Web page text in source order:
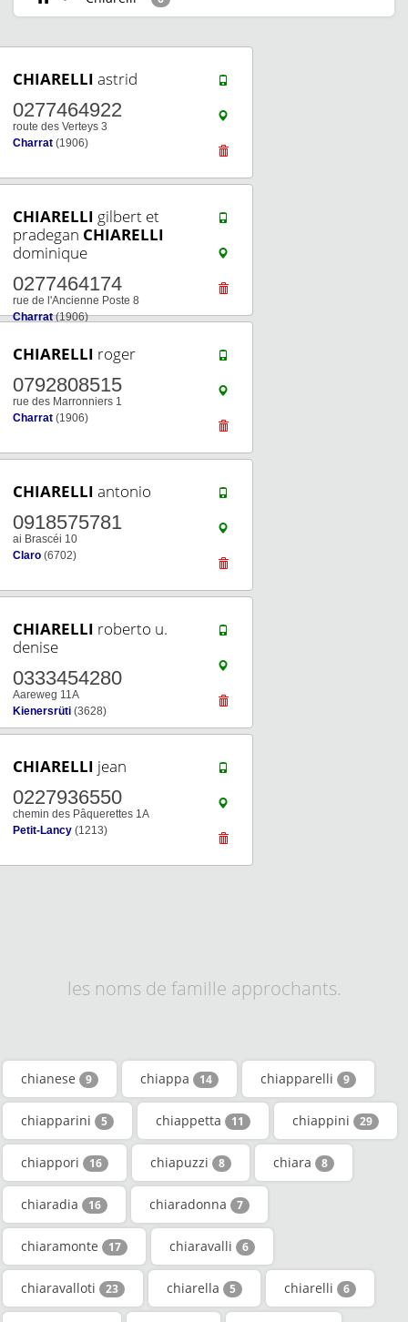
CHIARELLI astrid
0277464922
route des Verteys 3
Charrat (1906)
CHIARELLI gilbert et
pradegan CHIARELLI
dominique
0277464174
rue de l'Ancienne Poste 8
Charrat(1906)
CHIARELLI roger
0792808515
rue des Marronniers 1
Charrat (1906)
CHIARELLI antonio
0918575781
ai Brascéi 10
Claro (6702)
CHIARELLI roberto u.
denise
0333454280
Aareweg 11A
Kienersrüti (3628)
CHIARELLI jean
0227936550
chemin des Pâquerettes 1A
Petit-Lancy (1213)
les noms de famille approchants.
chianese 9 chiappa 14 chiapparelli 9
chiapparini 5 chiappetta 11 chiappini 29
chiappori 16 chiapuzzi 8 chiara 8
chiaradia 16 chiaradonna 7
chiaramonte 17 chiaravalli 6
chiaravalloti 23 chiarella 5 chiarelli 6